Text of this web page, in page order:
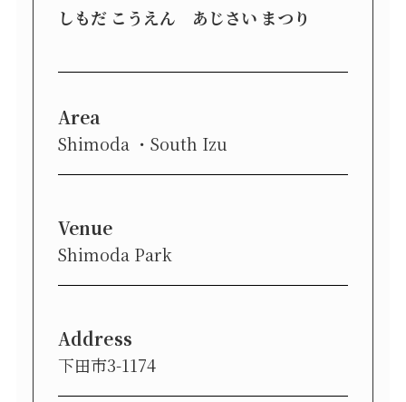
しもだ こうえん あじさい まつり
Area
Shimoda South Izu
Venue
Shimoda Park
Address
下田市3-1174